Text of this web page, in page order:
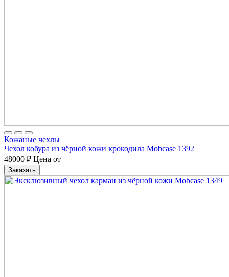
Кожаные чехлы
Чехол кобура из чёрной кожи крокодила Mobcase 1392
48000 ₽ Цена от
Заказать